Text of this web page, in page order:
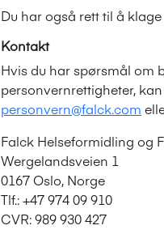
Du har også rett til å
Kontakt
Hvis du har spørsmål om
personvernrettigheter,
personvern@falck.com
Falck Helseformidling og
Wergelandsveien 1
0167 Oslo, Norge
Tlf.: +47 974 09 910
CVR: 989 930 427